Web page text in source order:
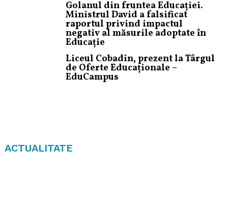
Golanul din fruntea Educației.
Ministrul David a falsificat
raportul privind impactul
negativ al măsurile adoptate în
Educație
Liceul Cobadin, prezent la Târgul
de Oferte Educaționale –
EduCampus
ACTUALITATE